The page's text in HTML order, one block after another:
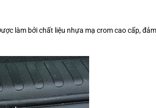
làm bởi chất liệu nhựa mạ crom cao cấp,